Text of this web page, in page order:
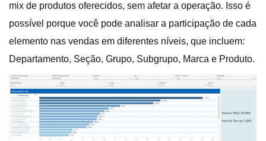
mix de produtos oferecidos, sem afetar a operação. Isso é
possível porque você pode analisar a participação de cada
elemento nas vendas em diferentes níveis, que incluem:
Departamento, Seção, Grupo, Subgrupo, Marca e Produto.